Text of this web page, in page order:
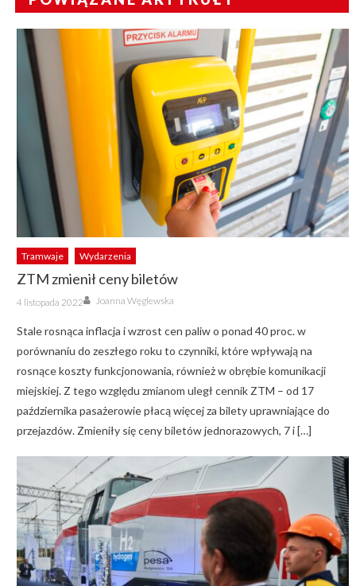
Tramwaje Wydarzenia
ZTM zmienił ceny biletów
Posted
on
4 listopada 2022 Author
Joanna Węglewska
Stale rosnąca inflacja i wzrost cen paliw o ponad 40 proc. w
porównaniu do zeszłego roku to czynniki, które wpływają na
rosnące koszty funkcjonowania, również w obrębie komunikacji
miejskiej. Z tego względu zmianom uległ cennik ZTM – od 17
października pasażerowie płacą więcej za bilety uprawniające do
przejazdów. Zmieniły się ceny biletów jednorazowych, 7 i […]